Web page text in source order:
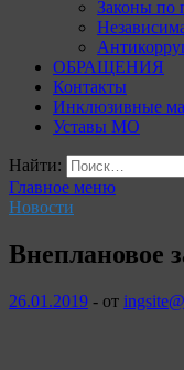
Законы по
ОБРАЩЕНИЯ
Контакты
Инклюзивные
Уставы МО
Найти:
Главное меню
Новости
Внеплановое
26.01.2019 - от